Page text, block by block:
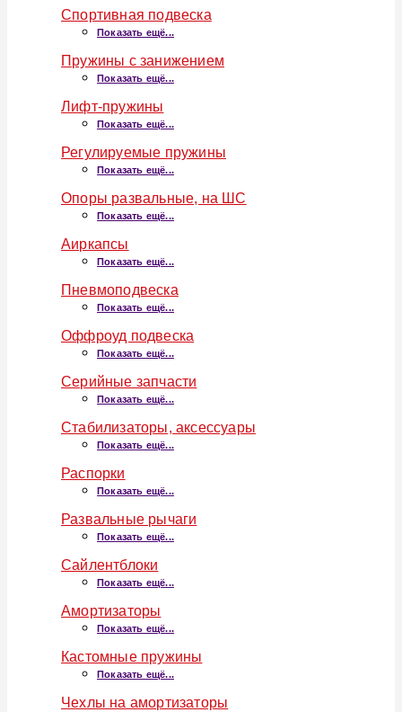
Спортивная подвеска
Показать ещё...
Пружины с занижением
Показать ещё...
Лифт-пружины
Показать ещё...
Регулируемые пружины
Показать ещё...
Опоры развальные, на ШС
Показать ещё...
Аиркапсы
Показать ещё...
Пневмоподвеска
Показать ещё...
Оффроуд подвеска
Показать ещё...
Серийные запчасти
Показать ещё...
Стабилизаторы, аксессуары
Показать ещё...
Распорки
Показать ещё...
Развальные рычаги
Показать ещё...
Сайлентблоки
Показать ещё...
Амортизаторы
Показать ещё...
Кастомные пружины
Показать ещё...
Чехлы на амортизаторы